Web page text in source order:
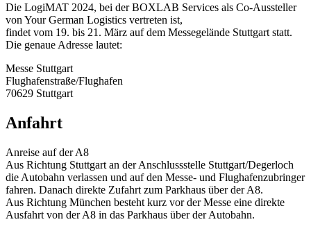
Die LogiMAT 2024, bei der BOXLAB Services als Co-Aussteller
von Your German Logistics vertreten ist,
findet vom 19. bis 21. März auf dem Messegelände Stuttgart statt.
Die genaue Adresse lautet:
Messe Stuttgart
Flughafenstraße/Flughafen
70629 Stuttgart
Anfahrt
Anreise auf der A8
Aus Richtung Stuttgart an der Anschlussstelle Stuttgart/Degerloch
die Autobahn verlassen und auf den Messe- und Flughafenzubringer
fahren. Danach direkte Zufahrt zum Parkhaus über der A8.
Aus Richtung München besteht kurz vor der Messe eine direkte
Ausfahrt von der A8 in das Parkhaus über der Autobahn.